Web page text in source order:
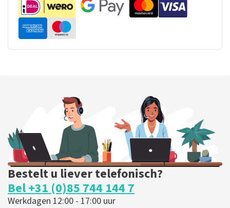
Bestelt u liever telefonisch?
Bel +31 (0)85 744 144 7
Werkdagen 12:00 - 17:00 uur